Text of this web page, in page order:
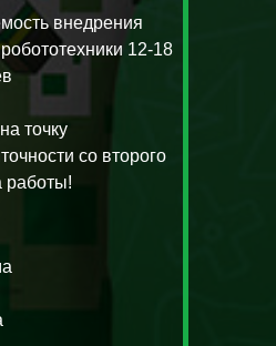
внедрения
12-18
точку
со второго
работы!
...
некоторые